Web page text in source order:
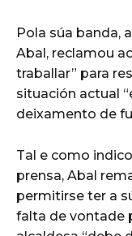
Pola súa banda,
Abal, reclamou
traballar” para
situación actual
deixamento de
Tal e como
prensa, Abal
permitirse ter a
falta de vontade